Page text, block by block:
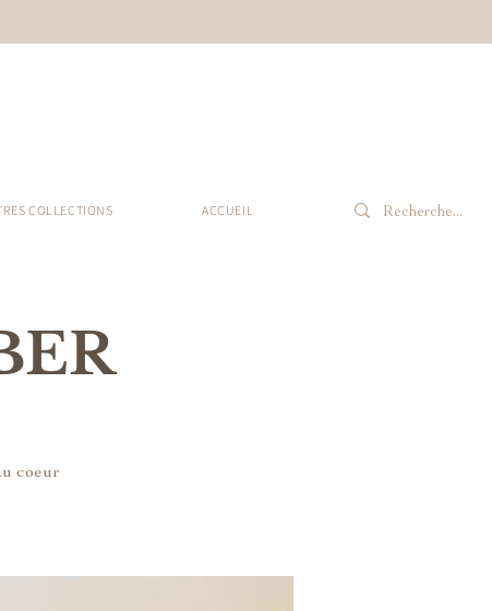
COLLECTIONS ACCUEIL
coeur